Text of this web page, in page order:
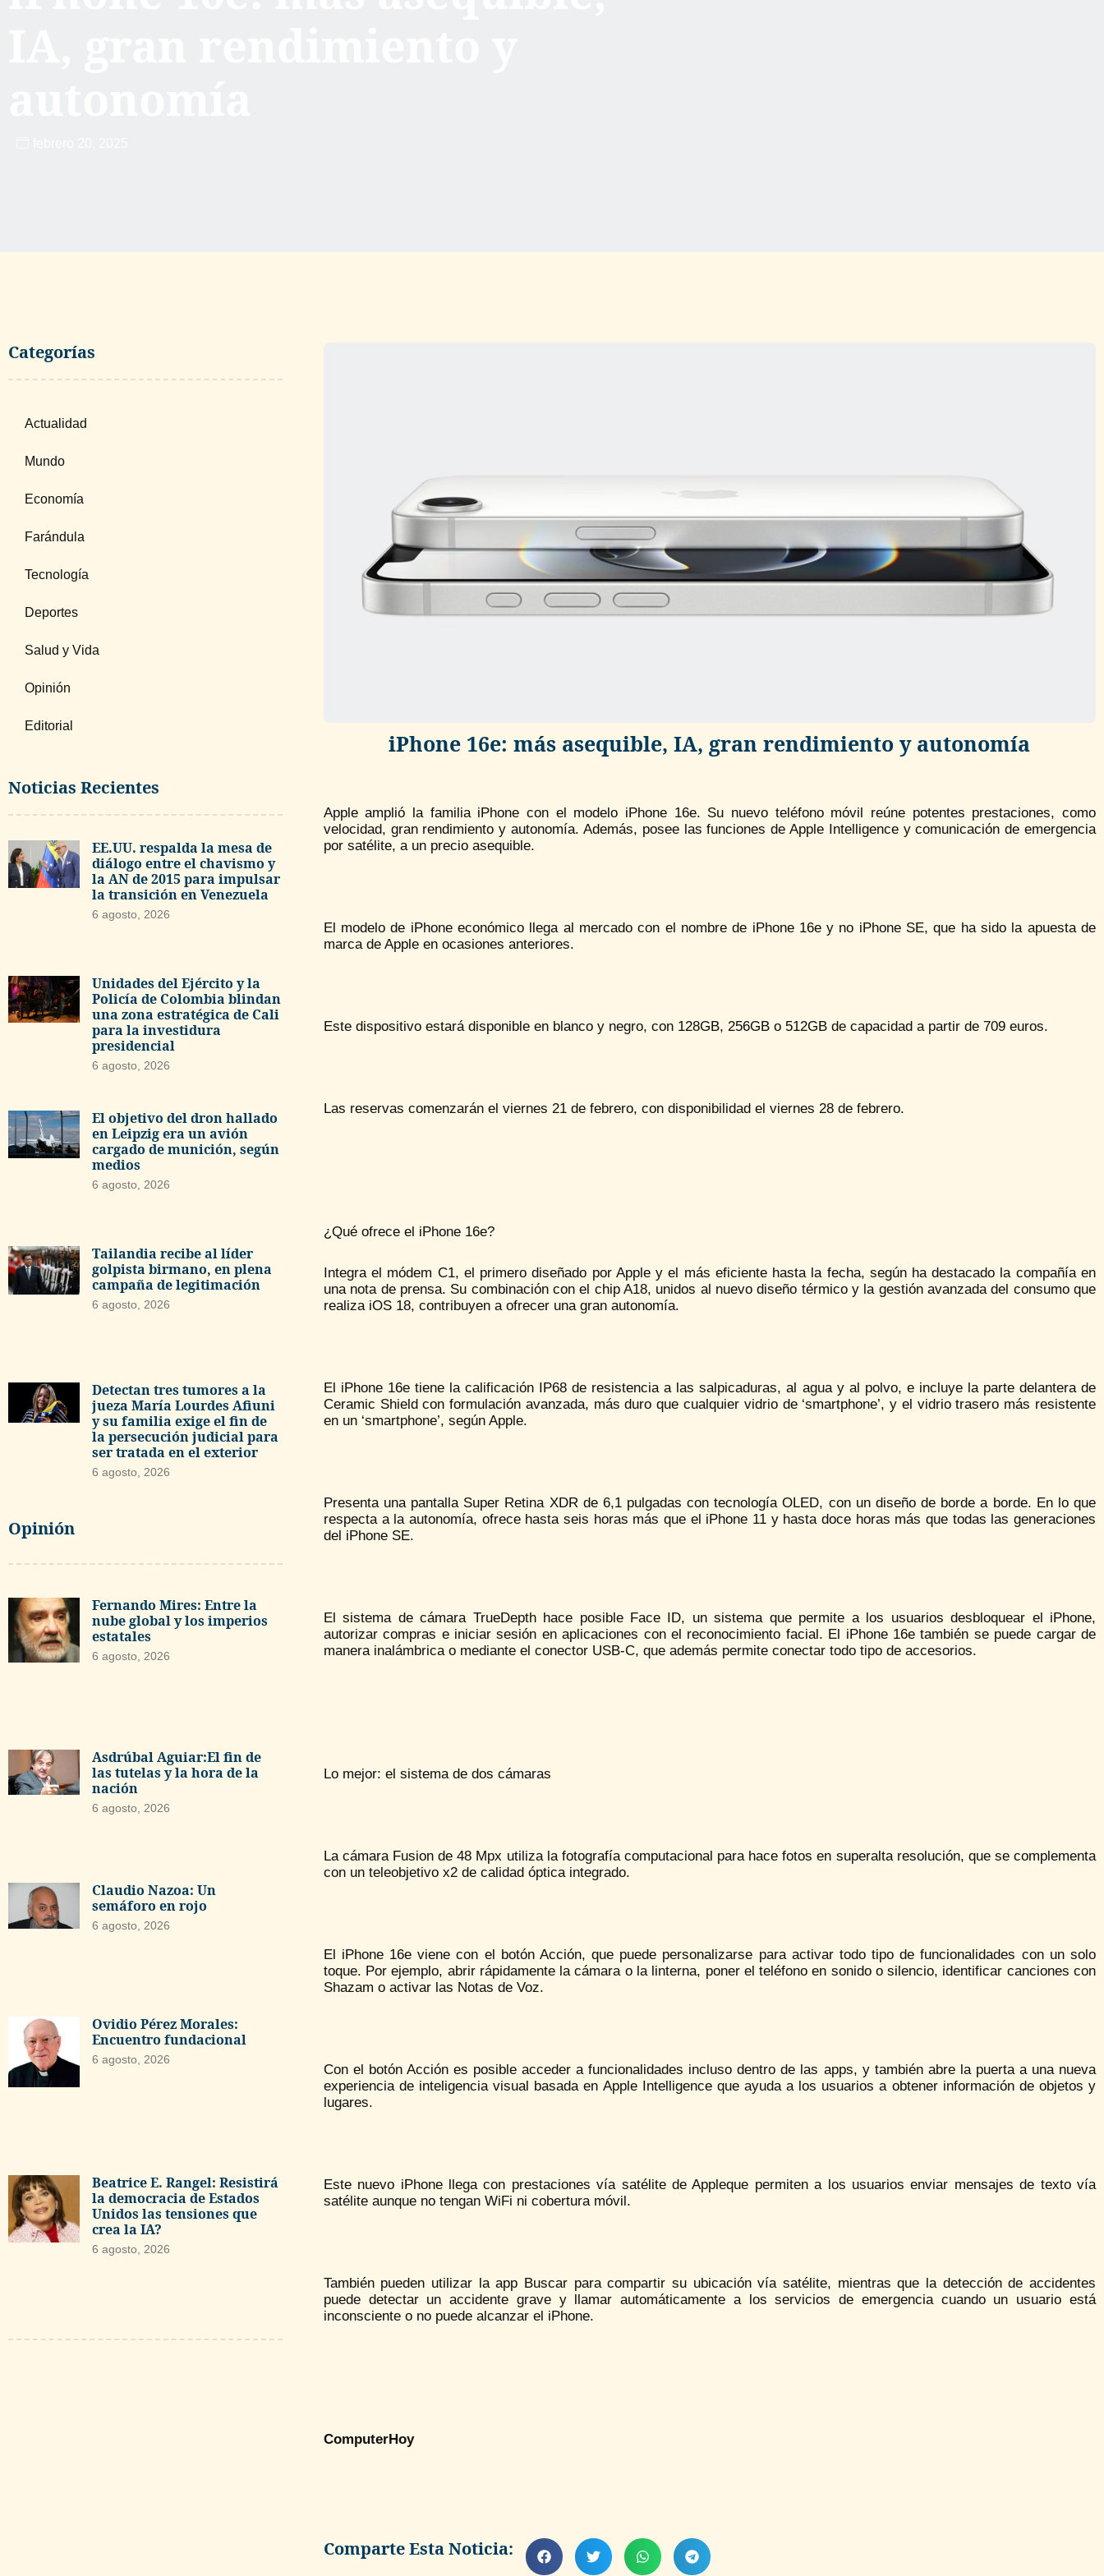
Categorías
Actualidad
Mundo
Economía
Farándula
Tecnología
Deportes
Salud y Vida
Opinión
Editorial
Noticias Recientes
EE.UU. respalda la mesa de
diálogo entre el chavismo y
la AN de 2015 para impulsar
la transición en Venezuela
6 agosto, 2026
Unidades del Ejército y la
Policía de Colombia blindan
una zona estratégica de Cali
para la investidura
presidencial
6 agosto, 2026
El objetivo del dron hallado
en Leipzig era un avión
cargado de munición, según
medios
6 agosto, 2026
Tailandia recibe al líder
golpista birmano, en plena
campaña de legitimación
6 agosto, 2026
Detectan tres tumores a la
jueza María Lourdes Afiuni
y su familia exige el fin de
la persecución judicial para
ser tratada en el exterior
6 agosto, 2026
Opinión
Fernando Mires: Entre la
nube global y los imperios
estatales
6 agosto, 2026
Asdrúbal Aguiar:El fin de
las tutelas y la hora de la
nación
6 agosto, 2026
Claudio Nazoa: Un
semáforo en rojo
6 agosto, 2026
Ovidio Pérez Morales:
Encuentro fundacional
6 agosto, 2026
Beatrice E. Rangel: Resistirá
la democracia de Estados
Unidos las tensiones que
crea la IA?
6 agosto, 2026
iPhone 16e: más asequible, IA, gran rendimiento y autonomía
Apple amplió la familia iPhone con el modelo iPhone 16e. Su nuevo teléfono móvil reúne potentes prestaciones, como
velocidad, gran rendimiento y autonomía. Además, posee las funciones de Apple Intelligence y comunicación de emergencia
por satélite, a un precio asequible.
El modelo de iPhone económico llega al mercado con el nombre de iPhone 16e y no iPhone SE, que ha sido la apuesta de
marca de Apple en ocasiones anteriores.
Este dispositivo estará disponible en blanco y negro, con 128GB, 256GB o 512GB de capacidad a partir de 709 euros.
Las reservas comenzarán el viernes 21 de febrero, con disponibilidad el viernes 28 de febrero.
¿Qué ofrece el iPhone 16e?
Integra el módem C1, el primero diseñado por Apple y el más eficiente hasta la fecha, según ha destacado la compañía en
una nota de prensa. Su combinación con el chip A18, unidos al nuevo diseño térmico y la gestión avanzada del consumo que
realiza iOS 18, contribuyen a ofrecer una gran autonomía.
El iPhone 16e tiene la calificación IP68 de resistencia a las salpicaduras, al agua y al polvo, e incluye la parte delantera de
Ceramic Shield con formulación avanzada, más duro que cualquier vidrio de ‘smartphone’, y el vidrio trasero más resistente
en un ‘smartphone’, según Apple.
Presenta una pantalla Super Retina XDR de 6,1 pulgadas con tecnología OLED, con un diseño de borde a borde. En lo que
respecta a la autonomía, ofrece hasta seis horas más que el iPhone 11 y hasta doce horas más que todas las generaciones
del iPhone SE.
El sistema de cámara TrueDepth hace posible Face ID, un sistema que permite a los usuarios desbloquear el iPhone,
autorizar compras e iniciar sesión en aplicaciones con el reconocimiento facial. El iPhone 16e también se puede cargar de
manera inalámbrica o mediante el conector USB-C, que además permite conectar todo tipo de accesorios.
Lo mejor: el sistema de dos cámaras
La cámara Fusion de 48 Mpx utiliza la fotografía computacional para hace fotos en superalta resolución, que se complementa
con un teleobjetivo x2 de calidad óptica integrado.
El iPhone 16e viene con el botón Acción, que puede personalizarse para activar todo tipo de funcionalidades con un solo
toque. Por ejemplo, abrir rápidamente la cámara o la linterna, poner el teléfono en sonido o silencio, identificar canciones con
Shazam o activar las Notas de Voz.
Con el botón Acción es posible acceder a funcionalidades incluso dentro de las apps, y también abre la puerta a una nueva
experiencia de inteligencia visual basada en Apple Intelligence que ayuda a los usuarios a obtener información de objetos y
lugares.
Este nuevo iPhone llega con prestaciones vía satélite de Appleque permiten a los usuarios enviar mensajes de texto vía
satélite aunque no tengan WiFi ni cobertura móvil.
También pueden utilizar la app Buscar para compartir su ubicación vía satélite, mientras que la detección de accidentes
puede detectar un accidente grave y llamar automáticamente a los servicios de emergencia cuando un usuario está
inconsciente o no puede alcanzar el iPhone.
ComputerHoy
Comparte Esta Noticia: